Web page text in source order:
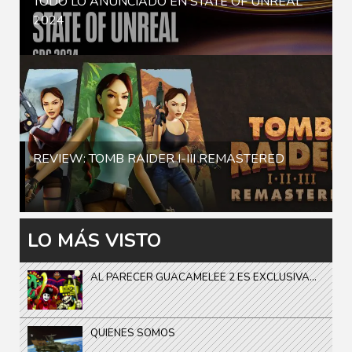
2024
REVIEW: TOMB RAIDER I-III REMASTERED
LO MÁS VISTO
AL PARECER GUACAMELEE 2 ES EXCLUSIVA...
QUIENES SOMOS